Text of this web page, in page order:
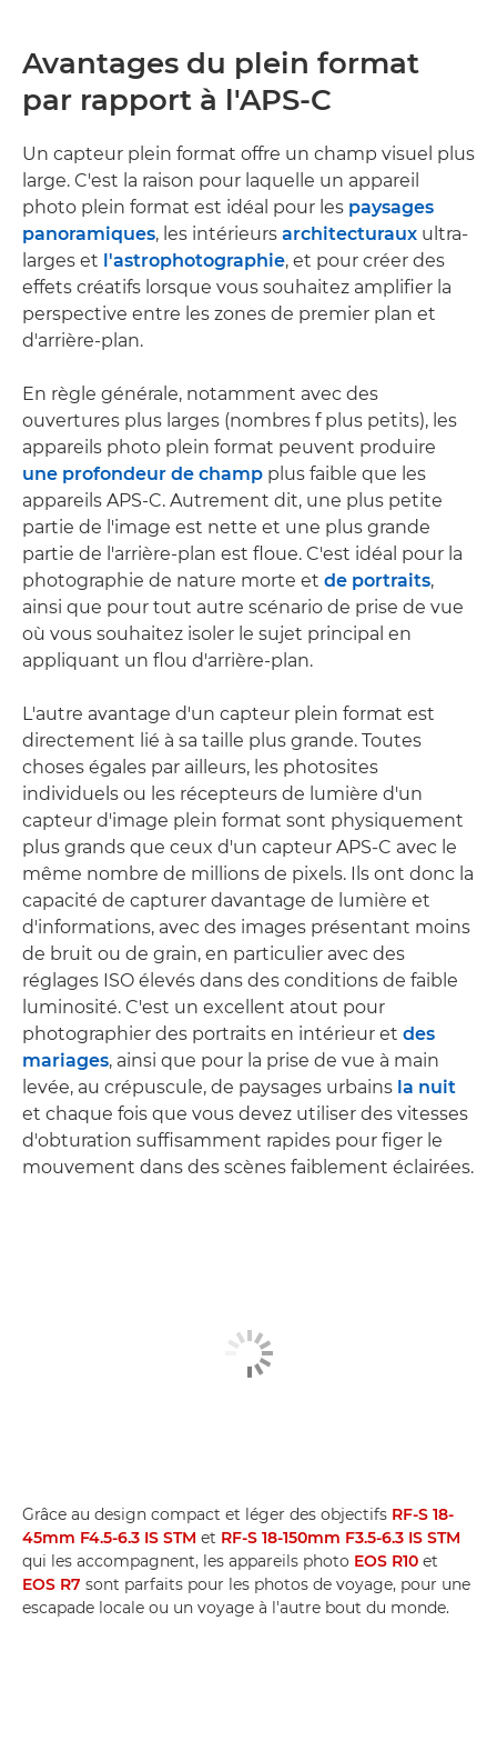
Avantages du plein format
par rapport à l'APS-C
Un capteur plein format offre un champ visuel plus
large. C'est la raison pour laquelle un appareil
photo plein format est idéal pour les paysages
panoramiques, les intérieurs architecturaux ultra-
larges et l'astrophotographie, et pour créer des
effets créatifs lorsque vous souhaitez amplifier la
perspective entre les zones de premier plan et
d'arrière-plan.
En règle générale, notamment avec des
ouvertures plus larges (nombres f plus petits), les
appareils photo plein format peuvent produire
une profondeur de champ plus faible que les
appareils APS-C. Autrement dit, une plus petite
partie de l'image est nette et une plus grande
partie de l'arrière-plan est floue. C'est idéal pour la
photographie de nature morte et de portraits,
ainsi que pour tout autre scénario de prise de vue
où vous souhaitez isoler le sujet principal en
appliquant un flou d'arrière-plan.
L'autre avantage d'un capteur plein format est
directement lié à sa taille plus grande. Toutes
choses égales par ailleurs, les photosites
individuels ou les récepteurs de lumière d'un
capteur d'image plein format sont physiquement
plus grands que ceux d'un capteur APS-C avec le
même nombre de millions de pixels. Ils ont donc la
capacité de capturer davantage de lumière et
d'informations, avec des images présentant moins
de bruit ou de grain, en particulier avec des
réglages ISO élevés dans des conditions de faible
luminosité. C'est un excellent atout pour
photographier des portraits en intérieur et des
mariages, ainsi que pour la prise de vue à main
levée, au crépuscule, de paysages urbains la nuit
et chaque fois que vous devez utiliser des vitesses
d'obturation suffisamment rapides pour figer le
mouvement dans des scènes faiblement éclairées.
Grâce au design compact et léger des objectifs RF-S 18-
45mm F4.5-6.3 IS STM et RF-S 18-150mm F3.5-6.3 IS STM
qui les accompagnent, les appareils photo EOS R10 et
EOS R7 sont parfaits pour les photos de voyage, pour une
escapade locale ou un voyage à l'autre bout du monde.